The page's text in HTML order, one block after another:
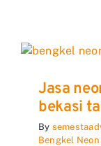
Jasa
bekasi
By
Bengkel